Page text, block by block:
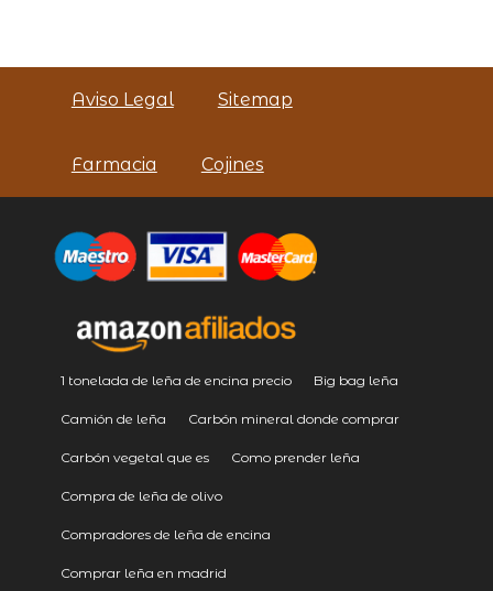
Aviso Legal Sitemap
Farmacia Cojines
1 tonelada de leña de encina precio Big bag leña
Camión de leña Carbón mineral donde comprar
Carbón vegetal que es Como prender leña
Compra de leña de olivo
Compradores de leña de encina
Comprar leña en madrid